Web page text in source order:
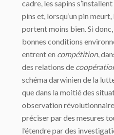
cadre, les sapins
pins et, lorsqu’un pin
portent moins bien. Si
bonnes conditions
entrent en compétition,
des relations de
schéma darwinien de la
que dans la moitié des
observation
préciser par des mesures
l’étendre par des